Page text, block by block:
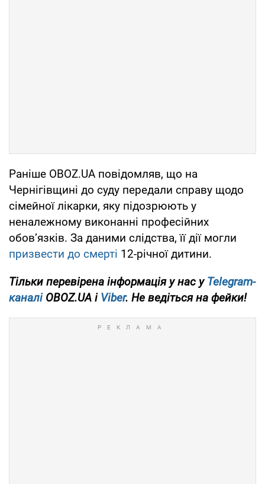
Раніше OBOZ.UA повідомляв, що на
Чернігівщині до суду передали справу щодо
сімейної лікарки, яку підозрюють у
неналежному виконанні професійних
обов’язків. За даними слідства, її дії могли
призвести до смерті 12-річної дитини.
Тільки перевірена інформація у нас уTelegram-
каналіOBOZ.UA і Viber. Не ведіться на фейки!